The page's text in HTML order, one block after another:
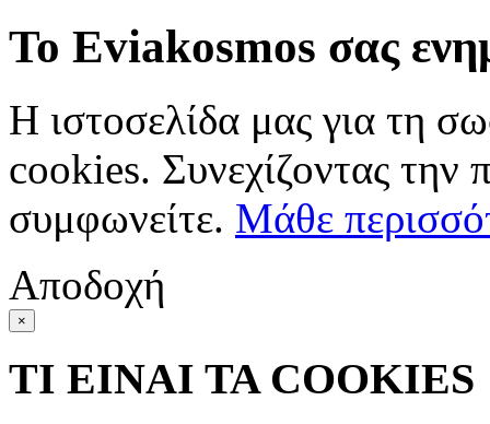
Το Eviakosmos σας
Η ιστοσελίδα μας για τη
cookies. Συνεχίζοντας την
συμφωνείτε. Μάθε
Αποδοχή
×
ΤΙ ΕΙΝΑΙ ΤΑ COOKIES